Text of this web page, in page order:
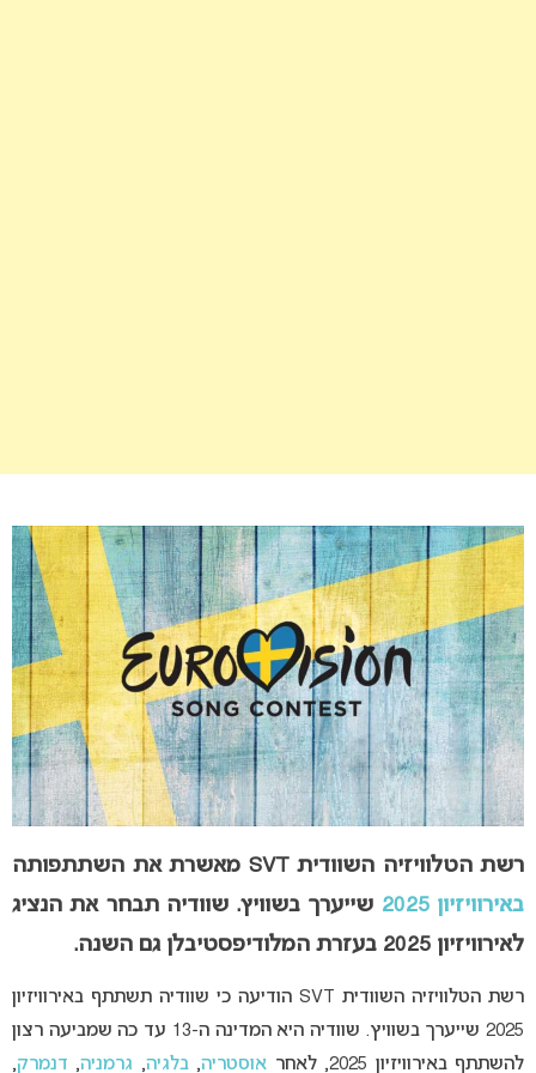
רשת הטלוויזיה השוודית SVT מאשרת את השתתפותה
באירוויזיון 2025
שייערך בשוויץ. שוודיה תבחר את הנציג
לאירוויזיון 2025 בעזרת המלודיפסטיבלן גם השנה.
רשת הטלוויזיה השוודית SVT הודיעה כי שוודיה תשתתף באירוויזיון
2025 שייערך בשוויץ. שוודיה היא המדינה ה-13 עד כה שמביעה רצון
להשתתף באירוויזיון 2025, לאחר
אוסטריה,בלגיה, גרמניה, דנמרק,